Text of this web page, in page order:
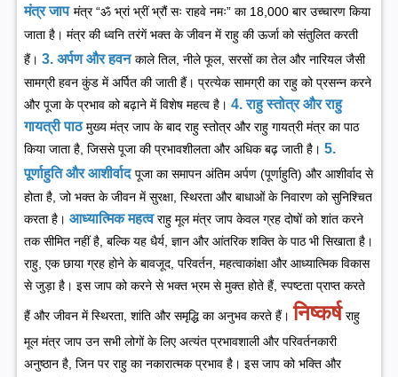
मंत्र जाप मंत्र “ॐ भ्रां भ्रीं भ्रौं सः राहवे नमः” का 18,000 बार उच्चारण किया
जाता है। मंत्र की ध्वनि तरंगें भक्त के जीवन में राहु की ऊर्जा को संतुलित करती
हैं। 3. अर्पण और हवन काले तिल, नीले फूल, सरसों का तेल और नारियल जैसी
सामग्री हवन कुंड में अर्पित की जाती हैं। प्रत्येक सामग्री का राहु को प्रसन्न करने
और पूजा के प्रभाव को बढ़ाने में विशेष महत्व है। 4. राहु स्तोत्र और राहु
गायत्री पाठमुख्य मंत्र जाप के बाद राहु स्तोत्र और राहु गायत्री मंत्र का पाठ
किया जाता है, जिससे पूजा की प्रभावशीलता और अधिक बढ़ जाती है। 5.
पूर्णाहुति और आशीर्वाद पूजा का समापन अंतिम अर्पण (पूर्णाहुति) और आशीर्वाद से
होता है, जो भक्त के जीवन में सुरक्षा, स्थिरता और बाधाओं के निवारण को सुनिश्चित
करता है। आध्यात्मिक महत्व राहु मूल मंत्र जाप केवल ग्रह दोषों को शांत करने
तक सीमित नहीं है, बल्कि यह धैर्य, ज्ञान और आंतरिक शक्ति के पाठ भी सिखाता है।
राहु, एक छाया ग्रह होने के बावजूद, परिवर्तन, महत्वाकांक्षा और आध्यात्मिक विकास
से जुड़ा है। इस जाप को करने से भक्त भ्रम से मुक्त होते हैं, स्पष्टता प्राप्त करते
हैं और जीवन में स्थिरता, शांति और समृद्धि का अनुभव करते हैं। निष्कर्ष राहु
मूल मंत्र जाप उन सभी लोगों के लिए अत्यंत प्रभावशाली और परिवर्तनकारी
अनुष्ठान है, जिन पर राहु का नकारात्मक प्रभाव है। इस जाप को भक्ति और